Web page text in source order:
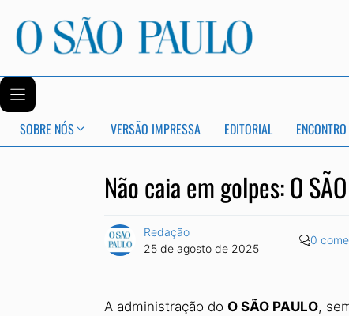
SOBRE NÓS VERSÃO IMPRESSA EDITORIAL
Não caia em golpes: O
Redação
25 de agosto de 2025
0
A administração do O SÃO PAULO,